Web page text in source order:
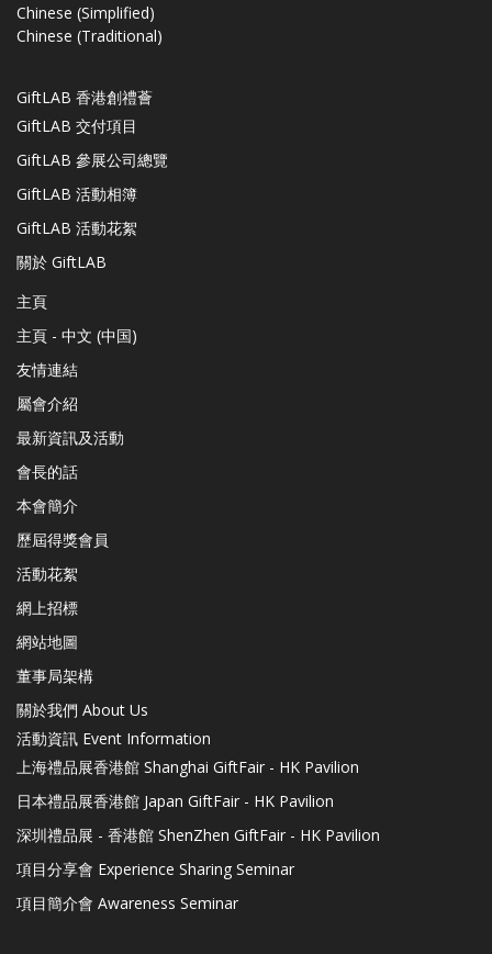
Chinese (Simplified)
Chinese (Traditional)
GiftLAB 香港創禮薈
GiftLAB 交付項目
GiftLAB 參展公司總覽
GiftLAB 活動相簿
GiftLAB 活動花絮
關於 GiftLAB
主頁
主頁 - 中文 (中国)
友情連結
屬會介紹
最新資訊及活動
會長的話
本會簡介
歷屆得獎會員
活動花絮
網上招標
網站地圖
董事局架構
關於我們 About Us
活動資訊 Event Information
上海禮品展香港館 Shanghai GiftFair - HK Pavilion
日本禮品展香港館 Japan GiftFair - HK Pavilion
深圳禮品展 - 香港館 ShenZhen GiftFair - HK Pavilion
項目分享會 Experience Sharing Seminar
項目簡介會 Awareness Seminar